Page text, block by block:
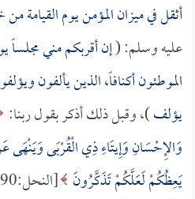
أثقل في ميزان المؤمن يوم
عليه وسلم: (إن أقربكم مني مجلساً
الموطئون أكنافاً، الذين يألفون
يؤلف)، وقبل ذلك أذكر بقول ربنا:
وَالإِحْسَانِ وَإِيتَاءِ ذِي الْقُرْبَى وَيَنْهَى
يَعِظُكُمْ لَعَلَّكُمْ تَذَكَّرُونَ [النحل:90]، وبقوله تعالى: